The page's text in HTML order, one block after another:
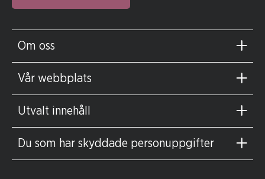
Om oss
Vår webbplats
Utvalt innehåll
Du som har skyddade personuppgifter